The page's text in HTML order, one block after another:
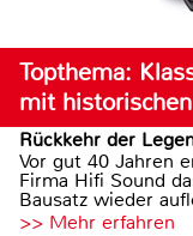
Topthema:
mit
Rückkehr der
Vor gut 40 Jahren
Firma Hifi Sound
Bausatz wieder
>> Mehr erfahren